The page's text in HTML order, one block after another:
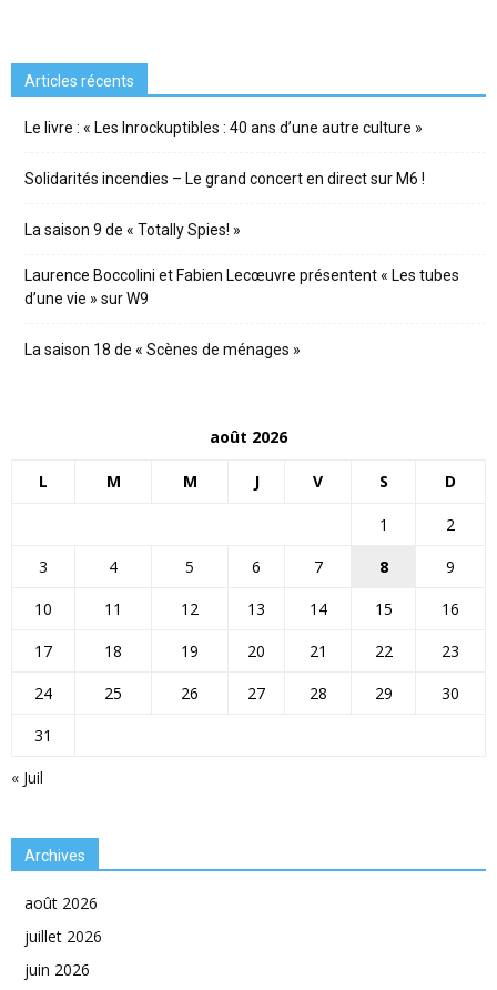
Articles récents
Le livre : « Les Inrockuptibles : 40 ans d’une autre culture »
Solidarités incendies – Le grand concert en direct sur M6 !
La saison 9 de « Totally Spies! »
Laurence Boccolini et Fabien Lecœuvre présentent « Les tubes
d’une vie » sur W9
La saison 18 de « Scènes de ménages »
août 2026
L M M J V S D
« Juil
1
2
3
4 5 6 7 8
9
10
11 12 13 14 15
16
17
18 19 20 21 22
23
24
25 26 27 28 29
30
31
Archives
août 2026
juillet 2026
juin 2026